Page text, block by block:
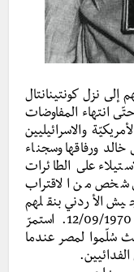
نزل كونتينانتال
انتهاء المفاوضات
والاسرائيليين
ورفاقها وسجناء
على الطائرات
شخص من الاقتراب
الأردني بنقلهم
للعاصمة عمّان. تمّ نسف الطائرات يوم 12/09/1970. استمرّ
الرهائن حتّى يوم 16/09/1970 حيث سُلّموا لمصر عندما